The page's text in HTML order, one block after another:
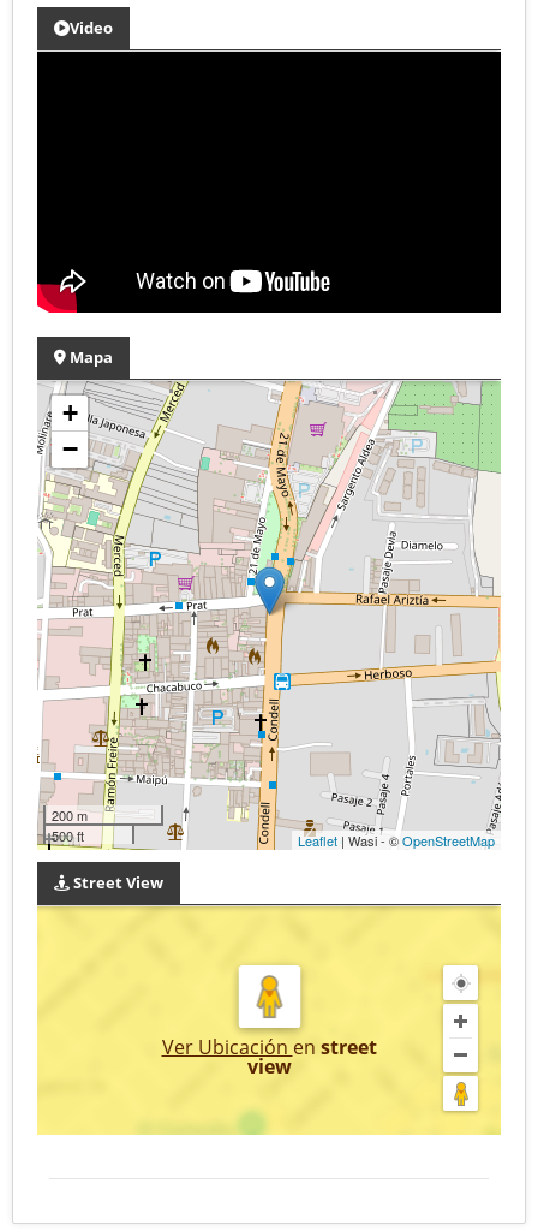
Video
Mapa
+
−
200 m
500 ft
Leaflet | Wasi - ©OpenStreetMap
Street View
Ver Ubicación en street
view